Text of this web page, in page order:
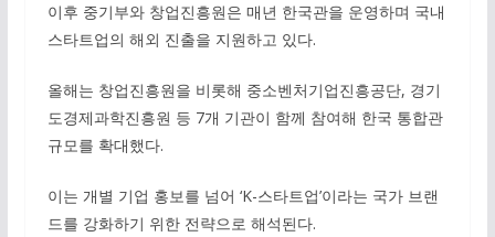
이후 중기부와 창업진흥원은 매년 한국관을 운영하며 국내
스타트업의 해외 진출을 지원하고 있다.
올해는 창업진흥원을 비롯해 중소벤처기업진흥공단, 경기
도경제과학진흥원 등 7개 기관이 함께 참여해 한국 통합관
규모를 확대했다.
이는 개별 기업 홍보를 넘어 ‘K-스타트업’이라는 국가 브랜
드를 강화하기 위한 전략으로 해석된다.